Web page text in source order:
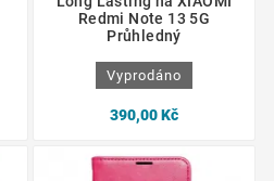
Redmi Note 13 5G
Průhledný
Vyprodáno
390,00 Kč